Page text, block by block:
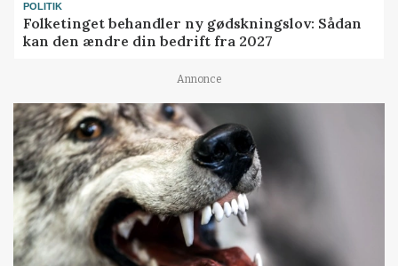
POLITIK
Folketinget behandler ny gødskningslov: Sådan
kan den ændre din bedrift fra 2027
Annonce